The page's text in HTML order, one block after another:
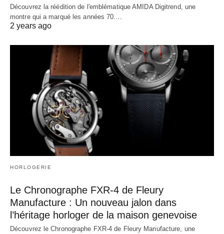
Découvrez la réédition de l'emblématique AMIDA Digitrend, une
montre qui a marqué les années 70.…
2 years ago
HORLOGERIE
Le Chronographe FXR-4 de Fleury
Manufacture : Un nouveau jalon dans
l’héritage horloger de la maison genevoise
Découvrez le Chronographe FXR-4 de Fleury Manufacture, une